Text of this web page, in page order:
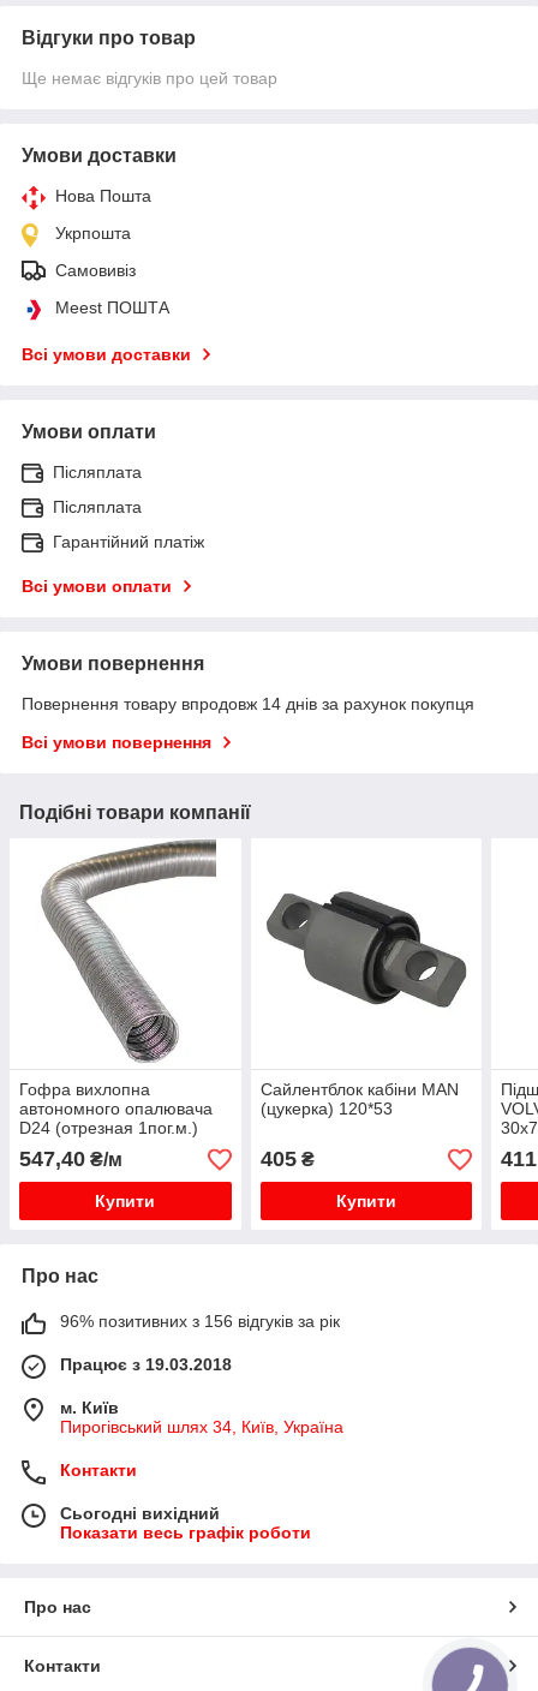
Відгуки про товар
Ще немає відгуків про цей товар
Умови доставки
Нова Пошта
Укрпошта
Самовивіз
Meest ПОШТА
Всі умови доставки
Умови оплати
Післяплата
Післяплата
Гарантійний платіж
Всі умови оплати
Умови повернення
Повернення товару впродовж 14 днів за рахунок покупця
Всі умови повернення
Подібні товари компанії
Гофра вихлопна
автономного опалювача
D24 (отрезная 1пог.м.)
547,40 ₴/м
Купити
Сайлентблок кабіни MAN
(цукерка) 120*53
405₴
Купити
Про нас
96% позитивних з 156 відгуків за рік
Працює з 19.03.2018
м. Київ
Пирогівський шлях 34, Київ, Україна
Контакти
Сьогодні вихідний
Показати весь графік роботи
Про нас
Контакти